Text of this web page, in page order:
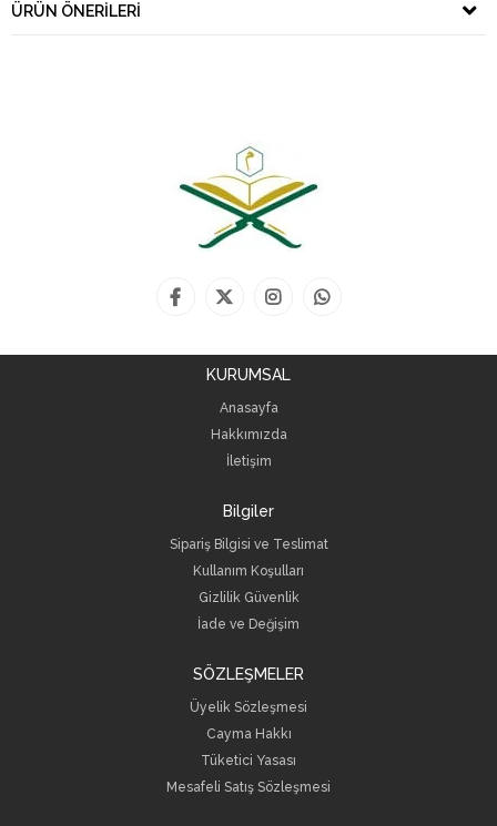
ÜRÜN ÖNERILERI
KURUMSAL
Anasayfa
Hakkımızda
İletişim
Bilgiler
Sipariş Bilgisi ve Teslimat
Kullanım Koşulları
Gizlilik Güvenlik
İade ve Değişim
SÖZLEŞMELER
Üyelik Sözleşmesi
Cayma Hakkı
Tüketici Yasası
Mesafeli Satış Sözleşmesi